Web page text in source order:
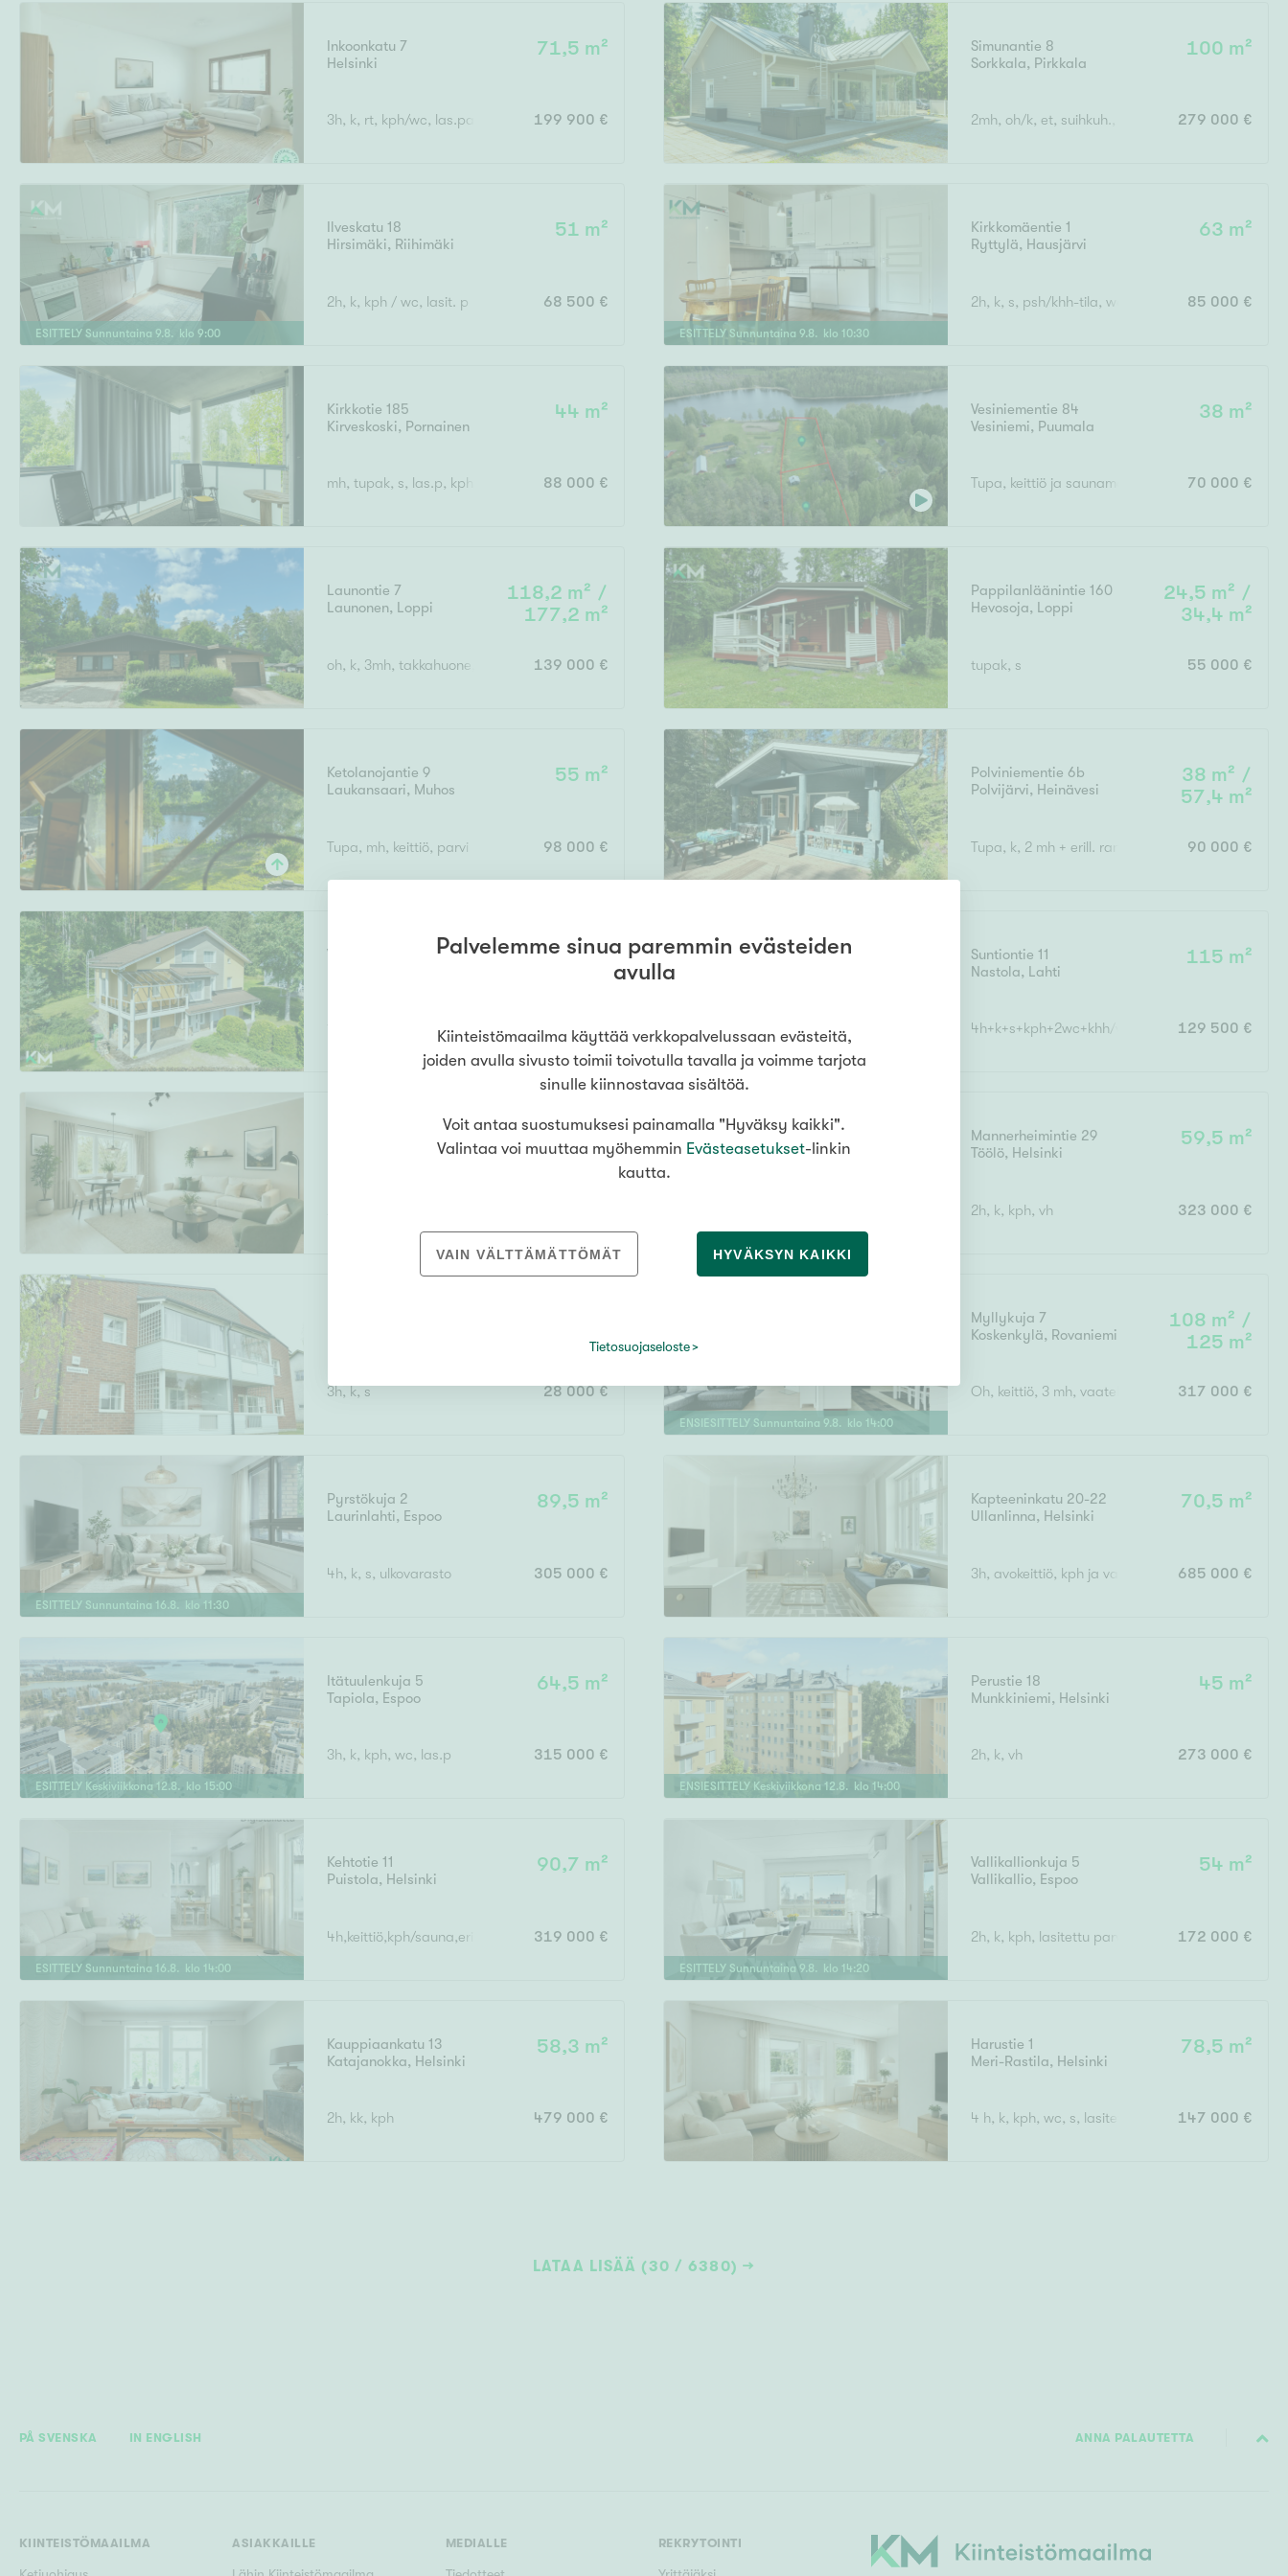
Uudiskohteet
Vain uudiskohteet
Arvokohteet
Hyvä
Välttävä
Ominaisuudet
Järvi- tai merinäköala
Senioriasunto
Inkoonkatu 7
Helsinki
71,5 m²
3h, k, rt, kph/wc, las.parv 199 900 €
Simunantie 8
Sorkkala, Pirkkala
100 m²
2mh, oh/k, et, suihkuh., s, wc, tekt.279 000 €
ESITTELY Sunnuntaina 9.8. klo 9:00
Ilveskatu 18
Hirsimäki, Riihimäki
51 m²
2h, k, kph / wc, lasit. p 68 500 €
ESITTELY Sunnuntaina 9.8. klo 10:30
Kirkkomäentie 1
Ryttylä, Hausjärvi
63 m²
2h, k, s, psh/khh-tila, wc, vh, varasto, katettu
85 000 €
Kirkkotie 185
Kirveskoski, Pornainen
44 m²
mh, tupak, s, las.p, kph 88 000 €
Vesiniementie 84
Vesiniemi, Puumala
38 m²
Tupa, keittiö ja saunamökki tuvalla 70 000 €
Launontie 7
Launonen, Loppi
118,2 m² /
177,2 m²
oh, k, 3mh, takkahuone, 2 wc, vh, katettu terassi, autotalli/varasto
139 000 €
Pappilanläänintie 160
Hevosoja, Loppi
24,5 m² /
34,4 m²
tupak, s 55 000 €
Ketolanojantie 9
Laukansaari, Muhos
55 m²
Tupa, mh, keittiö, parvi 98 000 €
Polviniementie 6b
Polvijärvi, Heinävesi
38 m² /
57,4 m²
Tupa, k, 2 mh + erill. rantasaunarakennus
90 000 €
Vihmakatu 4
257,5 m² /
11h, k, s, 2 kph, 3 wc, 3 vh, at, var./tekn. tila
560 000 €
Suntiontie 11
Nastola, Lahti
115 m²
4h+k+s+kph+2wc+khh/vh+p 129 500 €
Helsinki
65 m²
Mannerheimintie 29
Töölö, Helsinki
59,5 m²
2h, k, kph, vh 323 000 €
3h, k, s 28 000 €
ENSIESITTELY Sunnuntaina 9.8 . klo 14:00
Myllykuja 7
Koskenkylä, Rovaniemi
108 m² /
125 m²
Oh, keittiö, 3 mh, vaatehuone, kodinhoitohuone,
317 000 €
ESITTELY Sunnuntaina 16.8. klo 11 :30
Pyrstökuja 2
Laurinlahti, Espoo
89,5 m²
4h, k, s, ulkovarasto 305 000 €
Kapteeninkatu 20-22
Ullanlinna, Helsinki
70,5 m²
3h, avokeittiö, kph ja vaatehuone 685 000 €
ESITTELY Keskiviikkona 12.8. klo 15:00
Itätuulenkuja 5
Tapiola, Espoo
64,5 m²
3h, k, kph, wc, las.p 315 000 €
ENSIESITTELY Keskiviikkona 12.8. klo 14:00
Perustie 18
Munkkiniemi, Helsinki
45 m²
2h, k, vh 273 000 €
ESITTELY Sunnuntaina 16.8. klo 14:00
Kehtotie 11
Puistola, Helsinki
90,7 m²
4h,keittiö,kph/sauna,erill.wc,päätypiha319 000 €
ESITTELY Sunnuntaina 9.8. klo 14:20
Vallikallionkuja 5
Vallikallio, Espoo
54 m²
2h, k, kph, lasitettu parveke 172 000 €
Kauppiaankatu 13
Katajanokka, Helsinki
58,3 m²
2h, kk, kph 479 000 €
Harustie 1
Meri-Rastila, Helsinki
78,5 m²
4 h, k, kph, wc, s, lasitettu parveke147 000 €
LATAA LISÄÄ (30 / 6380)
PÅ SVENSKA IN ENGLISH ANNA PALAUTETTA
KIINTEISTÖMAAILMA ASIAKKAILLE MEDIALLE REKRYTOINTI
Palvelemme sinua paremmin evästeiden
avulla
Kiinteistömaailma käyttää verkkopalvelussaan evästeitä,
joiden avulla sivusto toimii toivotulla tavalla ja voimme tarjota
sinulle kiinnostavaa sisältöä.
Voit antaa suostumuksesi painamalla "Hyväksy kaikki".
Valintaa voi muuttaa myöhemmin Evästeasetukset-linkin
kautta.
VAIN VÄLTTÄMÄTTÖMÄT HYVÄKSYN KAIKKI
Tietosuojaseloste